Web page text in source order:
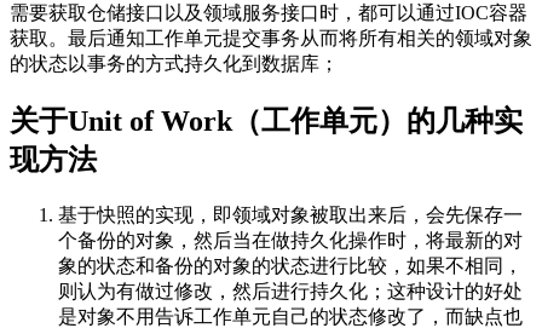
需要获取仓储接口以及领域服务接口时，都可以通过IOC容器
获取。最后通知工作单元提交事务从而将所有相关的领域对象
的状态以事务的方式持久化到数据库；
关于Unit of Work（工作单元）的几种实
现方法
基于快照的实现，即领域对象被取出来后，会先保存一
个备份的对象，然后当在做持久化操作时，将最新的对
象的状态和备份的对象的状态进行比较，如果不相同，
则认为有做过修改，然后进行持久化；这种设计的好处
是对象不用告诉工作单元自己的状态修改了，而缺点也